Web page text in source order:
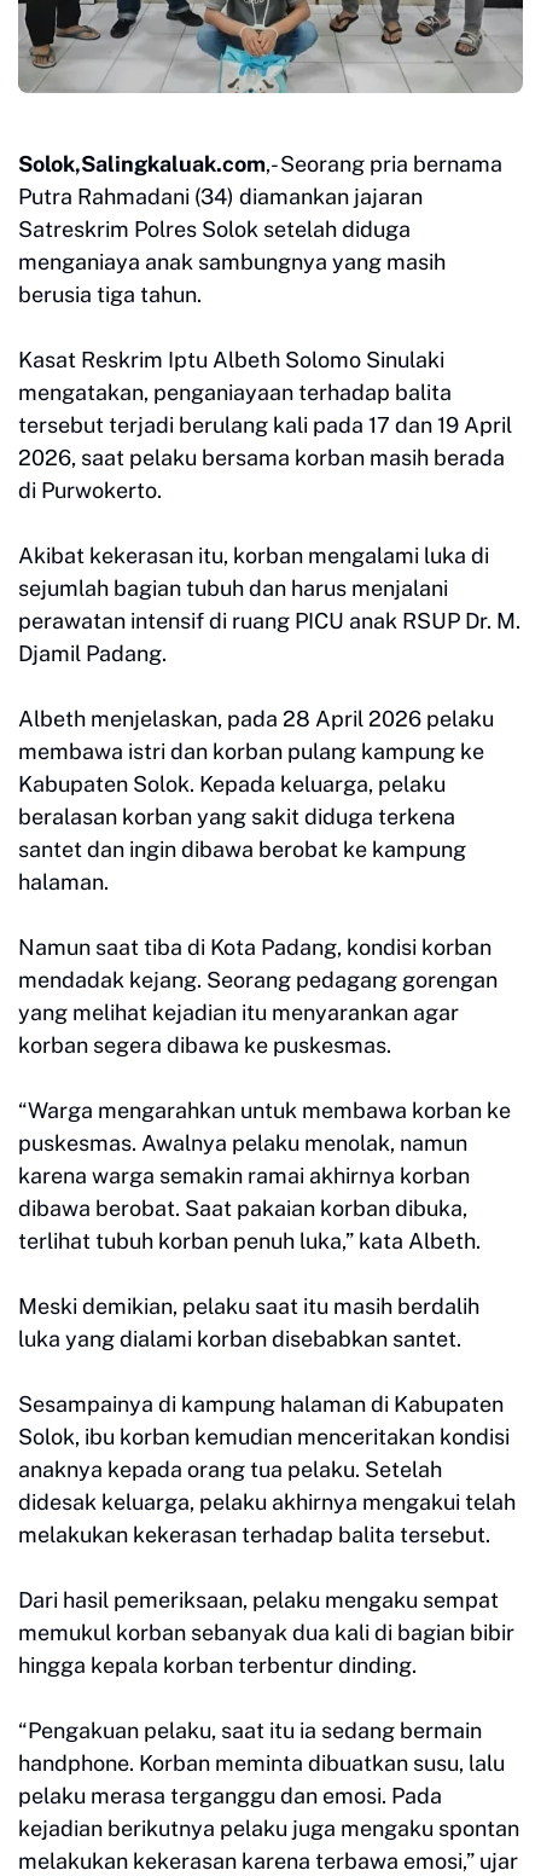
Solok,Salingkaluak.com,- Seorang pria bernama
Putra Rahmadani (34) diamankan jajaran
Satreskrim Polres Solok setelah diduga
menganiaya anak sambungnya yang masih
berusia tiga tahun.
Kasat Reskrim Iptu Albeth Solomo Sinulaki
mengatakan, penganiayaan terhadap balita
tersebut terjadi berulang kali pada 17 dan 19 April
2026, saat pelaku bersama korban masih berada
di Purwokerto.
Akibat kekerasan itu, korban mengalami luka di
sejumlah bagian tubuh dan harus menjalani
perawatan intensif di ruang PICU anak RSUP Dr. M.
Djamil Padang.
Albeth menjelaskan, pada 28 April 2026 pelaku
membawa istri dan korban pulang kampung ke
Kabupaten Solok. Kepada keluarga, pelaku
beralasan korban yang sakit diduga terkena
santet dan ingin dibawa berobat ke kampung
halaman.
Namun saat tiba di Kota Padang, kondisi korban
mendadak kejang. Seorang pedagang gorengan
yang melihat kejadian itu menyarankan agar
korban segera dibawa ke puskesmas.
“Warga mengarahkan untuk membawa korban ke
puskesmas. Awalnya pelaku menolak, namun
karena warga semakin ramai akhirnya korban
dibawa berobat. Saat pakaian korban dibuka,
terlihat tubuh korban penuh luka,” kata Albeth.
Meski demikian, pelaku saat itu masih berdalih
luka yang dialami korban disebabkan santet.
Sesampainya di kampung halaman di Kabupaten
Solok, ibu korban kemudian menceritakan kondisi
anaknya kepada orang tua pelaku. Setelah
didesak keluarga, pelaku akhirnya mengakui telah
melakukan kekerasan terhadap balita tersebut.
Dari hasil pemeriksaan, pelaku mengaku sempat
memukul korban sebanyak dua kali di bagian bibir
hingga kepala korban terbentur dinding.
“Pengakuan pelaku, saat itu ia sedang bermain
handphone. Korban meminta dibuatkan susu, lalu
pelaku merasa terganggu dan emosi. Pada
kejadian berikutnya pelaku juga mengaku spontan
melakukan kekerasan karena terbawa emosi,” ujar